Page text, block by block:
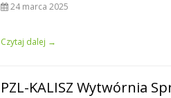
24 marca 2025
Czytaj dalej →
PZL-KALISZ Wytwórnia